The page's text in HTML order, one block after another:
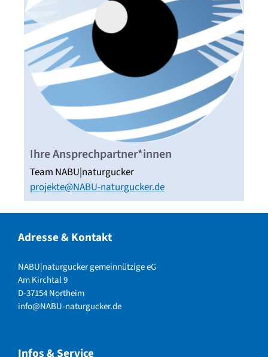
Ihre Ansprechpartner*innen
Team NABU|naturgucker
projekte@NABU-naturgucker.de
Adresse & Kontakt
NABU|naturgucker gemeinnützige eG
Am Kirchtal 9
D-37154 Northeim
info@NABU-naturgucker.de
Infos & Service